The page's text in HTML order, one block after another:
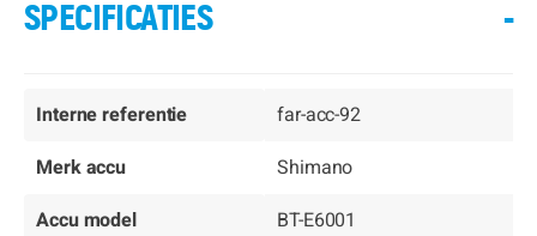
SPECIFICATIES -
Interne referentie
far-acc-92
Merk accu
Shimano
Accu model
BT-E6001